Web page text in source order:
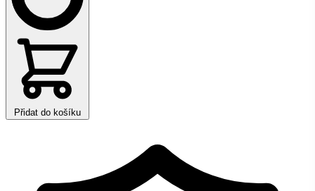
Přidat do košíku